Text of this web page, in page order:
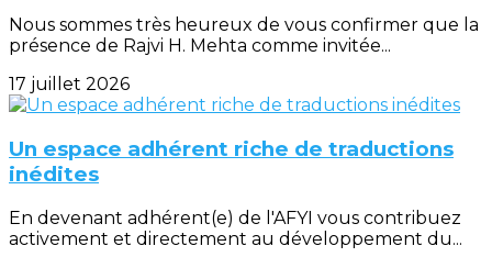
Nous sommes très heureux de vous confirmer que la
présence de Rajvi H. Mehta comme invitée...
17 juillet 2026
Un espace adhérent riche de traductions
inédites
En devenant adhérent(e) de l'AFYI vous contribuez
activement et directement au développement du...